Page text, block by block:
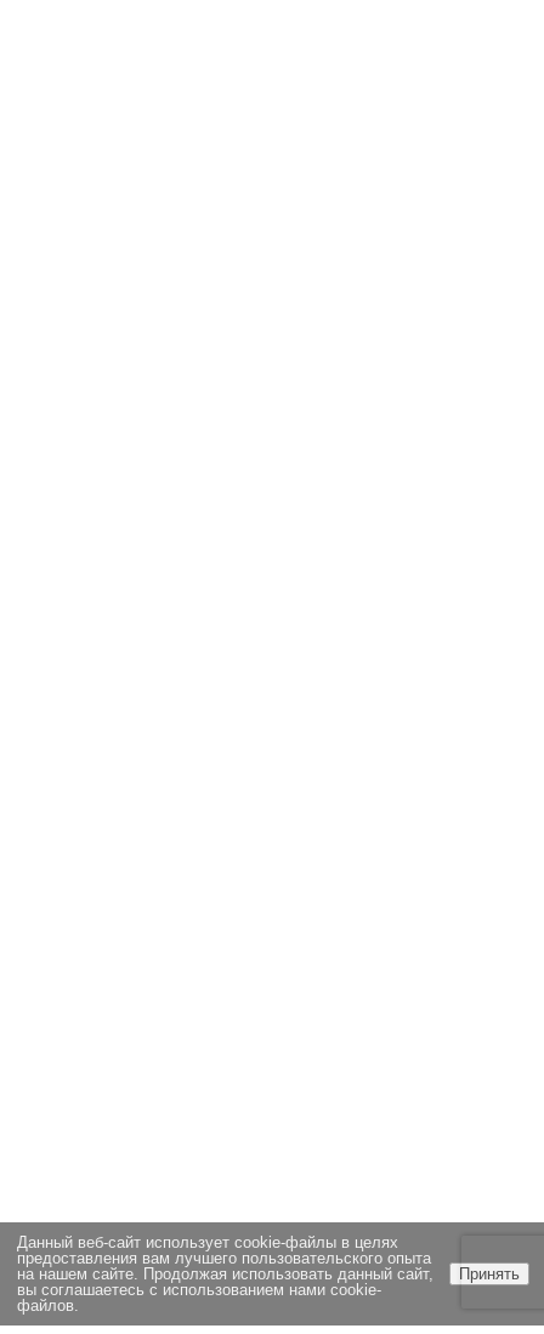
Данный веб-сайт использует cookie-файлы в целях
предоставления вам лучшего пользовательского опыта
на нашем сайте. Продолжая использовать данный сайт,
вы соглашаетесь с использованием нами cookie-
файлов.
Принять